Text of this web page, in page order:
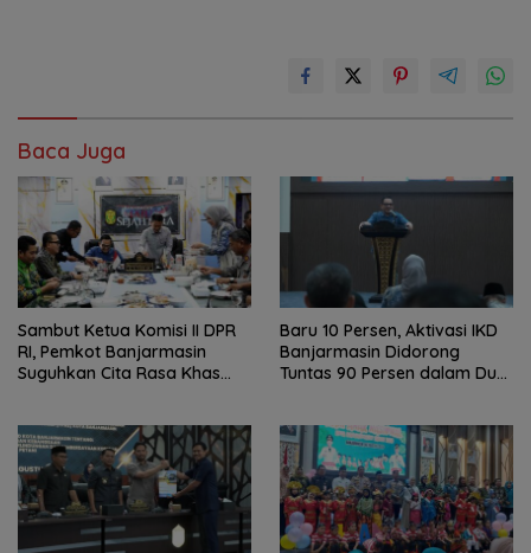
Baca Juga
Sambut Ketua Komisi II DPR
RI, Pemkot Banjarmasin
Suguhkan Cita Rasa Khas
Baru 10 Persen, Aktivasi IKD
Banjarmasin Didorong
Tuntas 90 Persen dalam Dua